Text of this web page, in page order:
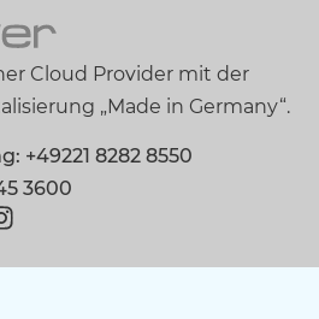
Cloud Provider mit der
„Made in Germany“.
+49221 8282 8550
3600